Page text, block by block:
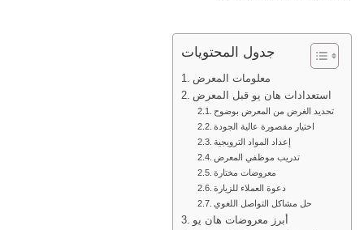
جدول المحتويات
معلومات المعرض
استعدادات هان يو قبل المعرض
تحديد الغرض من المعرض بوضوح
اختيار مقصورة عالية الجودة
إعداد المواد الترويجية
تدريب موظفي المعرض
معروضات مختارة
دعوة العملاء للزيارة
حل مشاكل التواصل اللغوي
أبرز معروضات هان يو